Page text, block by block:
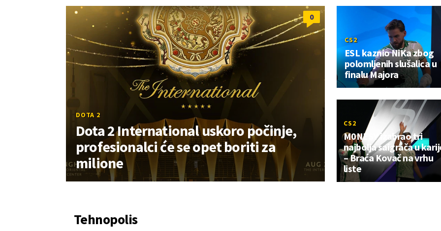
0
DOTA 2
Dota 2 International uskoro počinje,
profesionalci će se opet boriti za
milione
CS2
ESL kaznio NiKa zbog
polomljenih slušalica u
finalu Majora
CS2
M0NESY izabrao tri
najbolja saigrača u
– Braća Kovač na vrhu
liste
Tehnopolis